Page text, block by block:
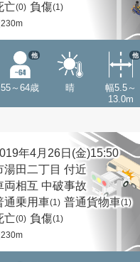
亡(0) 負傷(1)
230m
55～64歳
他
晴
幅5.5～
13.0m
他
年4月26日(金)15:50
湯田二丁目 付近
両相互 中破事故
通乗用車(1) 普通貨物車(1)
亡(0) 負傷(1)
230m